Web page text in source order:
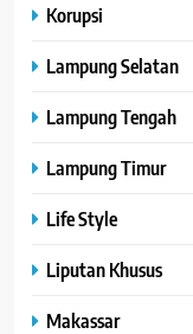
Korupsi
Lampung Selatan
Lampung Tengah
Lampung Timur
Life Style
Liputan Khusus
Makassar